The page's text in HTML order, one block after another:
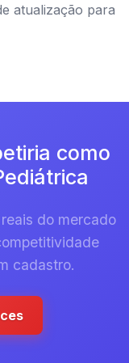
atualização para
como
do mercado
cadastro.